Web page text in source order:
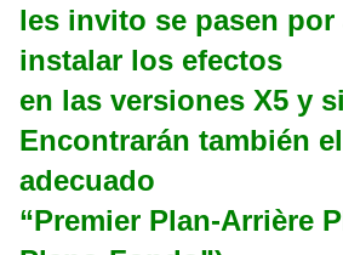
les invito se pasen por
instalar los efectos
en las versiones X5 y
Encontrarán también
adecuado
“Premier Plan-Arrière